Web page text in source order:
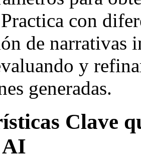
con
de narrativas
y
generadas.
Clave
AI